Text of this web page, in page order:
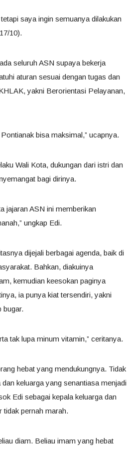
saya ingin semuanya dilakukan
10).
seluruh ASN supaya bekerja
aturan sesuai dengan tugas dan
yakni Berorientasi Pelayanan,
bisa maksimal,” ucapnya.
Wali Kota, dukungan dari istri dan
bagi dirinya.
jajaran ASN ini memberikan
ungkap Edi.
dijejali berbagai agenda, baik di
Bahkan, diakuinya
kemudian keesokan paginya
ia punya kiat tersendiri, yakni
bugar.
tak lupa minum vitamin,” ceritanya.
hebat yang mendukungnya. Tidak
keluarga yang senantiasa menjadi
Edi sebagai kepala keluarga dan
tidak pernah marah.
diam. Beliau imam yang hebat